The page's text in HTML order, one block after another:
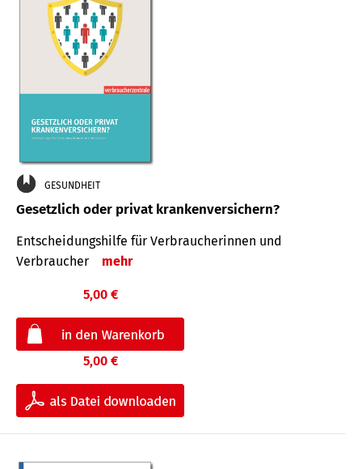
GESUNDHEIT
Gesetzlich oder privat krankenversichern?
Entscheidungshilfe für Verbraucherinnen und
Verbraucher
mehr
5,00 €
5,00 €